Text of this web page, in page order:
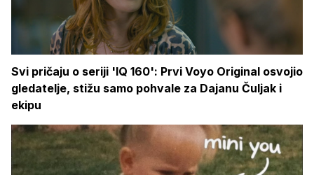
Svi pričaju o seriji 'IQ 160': Prvi Voyo Original osvojio
gledatelje, stižu samo pohvale za Dajanu Čuljak i
ekipu